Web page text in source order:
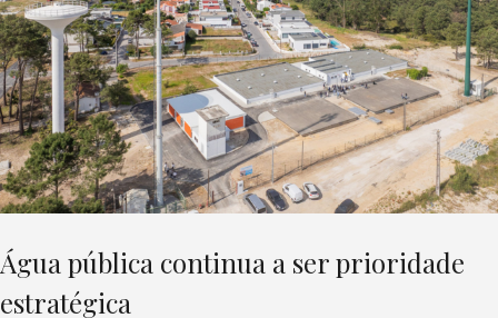
Água pública continua a ser prioridade
estratégica